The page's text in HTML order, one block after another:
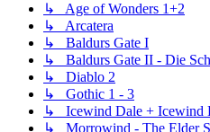
↳ Age of Wonders 1+2
↳ Arcatera
↳ Baldurs Gate I
↳ Baldurs Gate II - Die
↳ Diablo 2
↳ Gothic 1 - 3
↳ Icewind Dale + Icewind
↳ Morrowind - The Elder